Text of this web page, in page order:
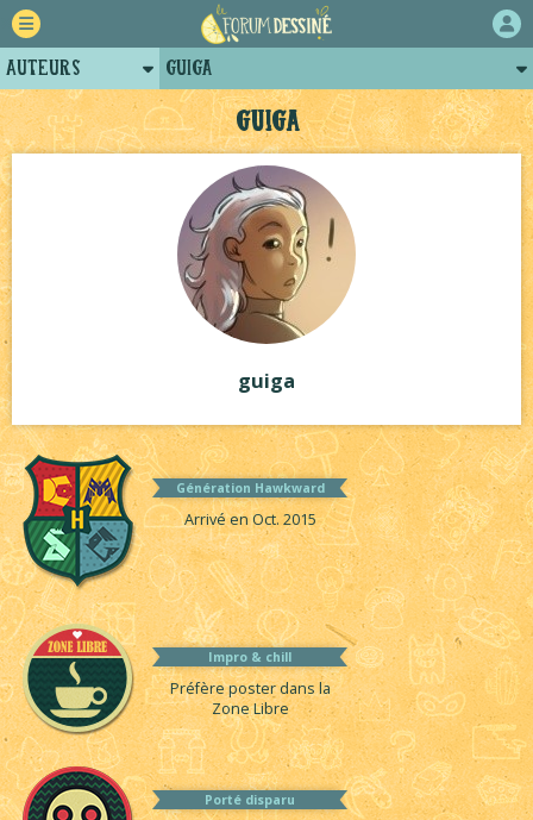
guiga
guiga
Génération Hawkward
Arrivé en Oct. 2015
Impro & chill
Préfère poster dans la
Zone Libre
Porté disparu
Auteurs
Retour
Forum
Projets
Tutoriels
guiga
Posts de guiga